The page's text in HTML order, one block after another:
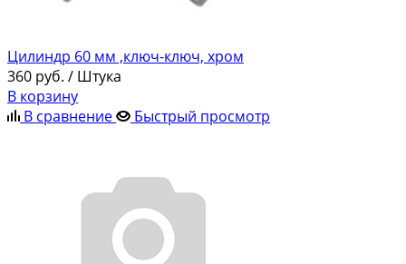
Цилиндр 60 мм ,ключ-ключ, хром
360 руб. / Штука
В корзину
В сравнение
Быстрый просмотр